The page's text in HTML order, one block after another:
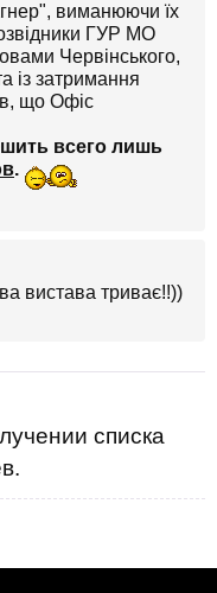
виманюючи їх
ГУР МО
Червінського,
із затримання
що Офіс
всего лишь
.
вистава триває!!))
списка